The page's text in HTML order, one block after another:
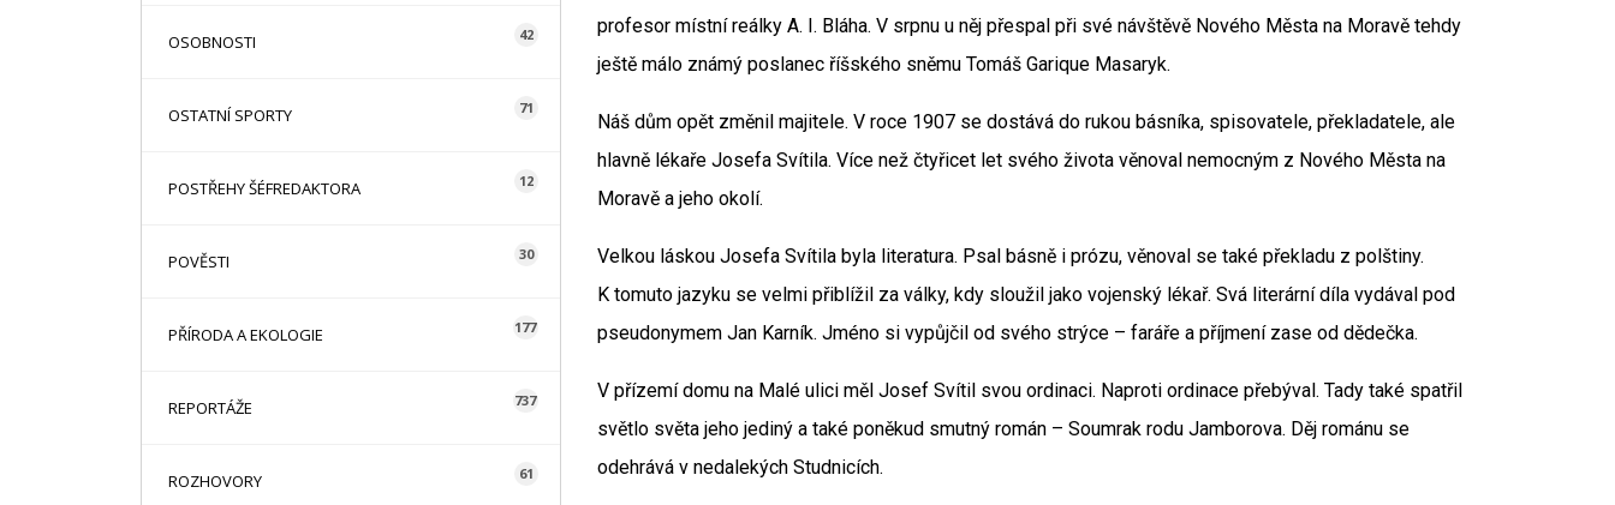
OSOBNOSTI 42
OSTATNÍ SPORTY 71
POSTŘEHY ŠÉFREDAKTORA 12
POVĚSTI 30
PŘÍRODA A EKOLOGIE 177
REPORTÁŽE 737
ROZHOVORY 61
profesor místní reálky A. I. Bláha. V srpnu u něj přespal při své návštěvě Nového Města na Moravě tehdy
ještě málo známý poslanec říšského sněmu Tomáš Garique Masaryk.
Náš dům opět změnil majitele. V roce 1907 se dostává do rukou básníka, spisovatele, překladatele, ale
hlavně lékaře Josefa Svítila. Více než čtyřicet let svého života věnoval nemocným z Nového Města na
Moravě a jeho okolí.
Velkou láskou Josefa Svítila byla literatura. Psal básně i prózu, věnoval se také překladu z polštiny.
K tomuto jazyku se velmi přiblížil za války, kdy sloužil jako vojenský lékař. Svá literární díla vydával pod
pseudonymem Jan Karník. Jméno si vypůjčil od svého strýce – faráře a příjmení zase od dědečka.
V přízemí domu na Malé ulici měl Josef Svítil svou ordinaci. Naproti ordinace přebýval. Tady také spatřil
světlo světa jeho jediný a také poněkud smutný román – Soumrak rodu Jamborova. Děj románu se
odehrává v nedalekých Studnicích.